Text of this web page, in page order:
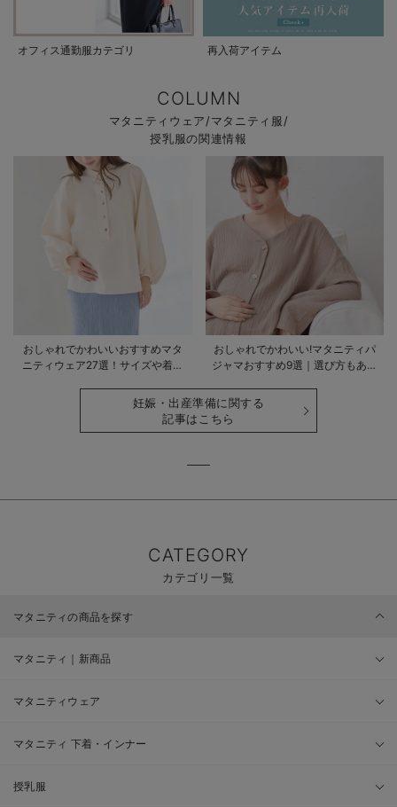
オフィス通勤服カテゴリ 再入荷アイテム
COLUMN
マタニティウェア/マタニティ服/
授乳服の関連情報
おしゃれでかわいいおすすめマタ
ニティウェア27選！サイズや着る
おしゃれでかわいい!マタニティパ
ジャマおすすめ9選｜選び方もあわ
妊娠・出産準備に関する
記事はこちら
CATEGORY
カテゴリ一覧
マタニティの商品を探す
マタニティ｜新商品
マタニティウェア
マタニティ 下着・インナー
授乳服